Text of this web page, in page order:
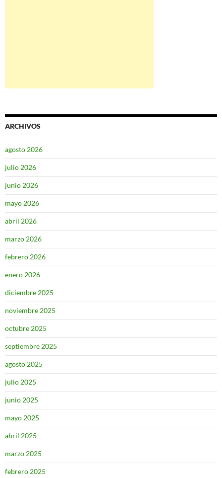
ARCHIVOS
agosto 2026
julio 2026
junio 2026
mayo 2026
abril 2026
marzo 2026
febrero 2026
enero 2026
diciembre 2025
noviembre 2025
octubre 2025
septiembre 2025
agosto 2025
julio 2025
junio 2025
mayo 2025
abril 2025
marzo 2025
febrero 2025